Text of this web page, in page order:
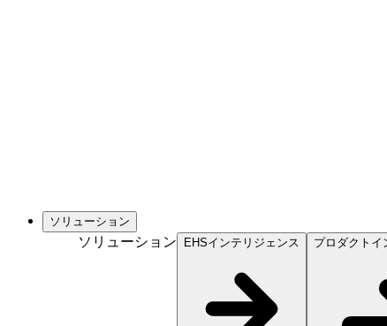
ソリューション
ソリューション EHSインテリジェンス プロダクトイ